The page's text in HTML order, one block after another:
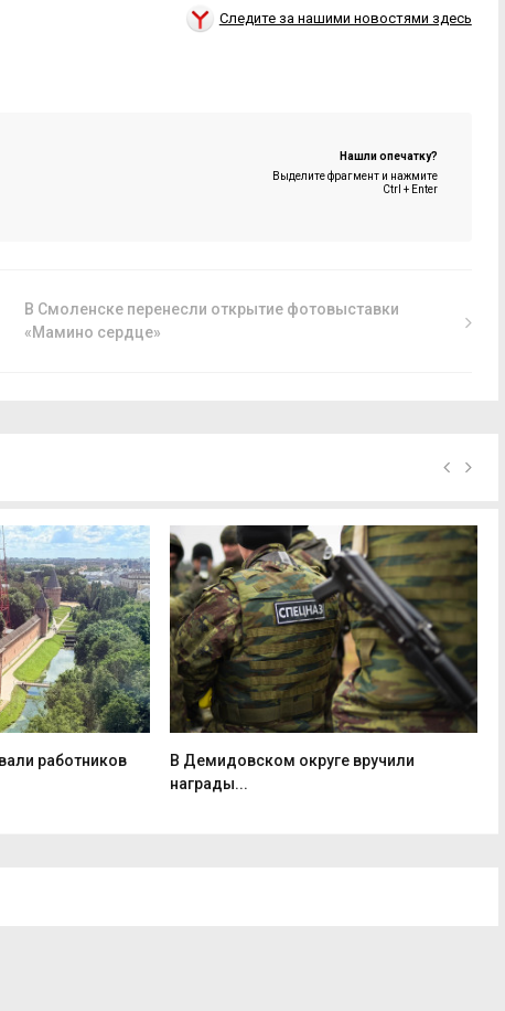
Следите за нашими новостями здесь
Нашли опечатку?
Выделите фрагмент и нажмите
Ctrl + Enter
В Смоленске перенесли открытие фотовыставки
«Мамино сердце»
работников
В Демидовском округе вручили
награды...